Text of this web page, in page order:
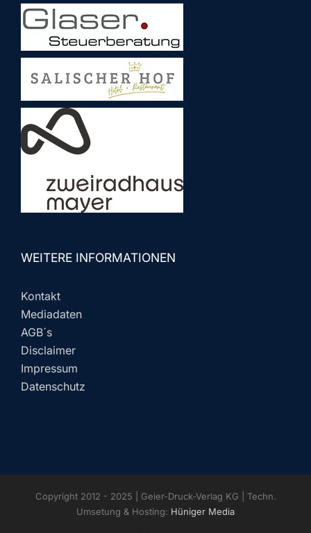
WEITERE INFORMATIONEN
Kontakt
Mediadaten
AGB´s
Disclaimer
Impressum
Datenschutz
Copyright 2012 - 2025 | Geier-Druck-Verlag KG | Techn.
Umsetung & Hosting: Hüniger Media